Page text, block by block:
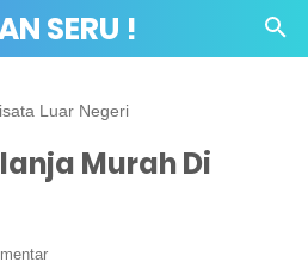
SERU !
Luar Negeri
Murah Di